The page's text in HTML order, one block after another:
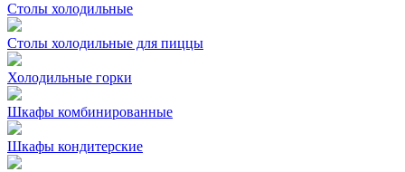
Столы холодильные
Столы холодильные для пиццы
Холодильные горки
Шкафы комбинированные
Шкафы кондитерские